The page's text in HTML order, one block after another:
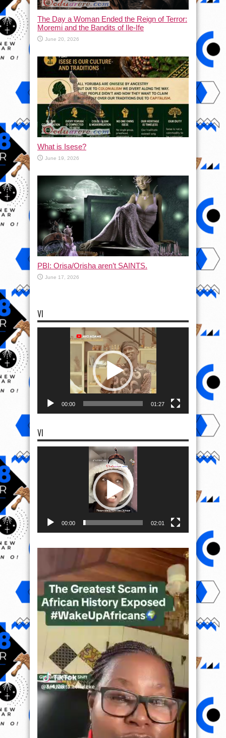
The Day a Woman Ended the Reign of Terror:
Moremi and the Bandits of Ile-Ife
June 20, 2026
What is Isese?
June 19, 2026
PBI: Orisa/Orisha aren’t SAINTS.
June 17, 2026
VI
00:00 01:27
VI
00:00 02:01